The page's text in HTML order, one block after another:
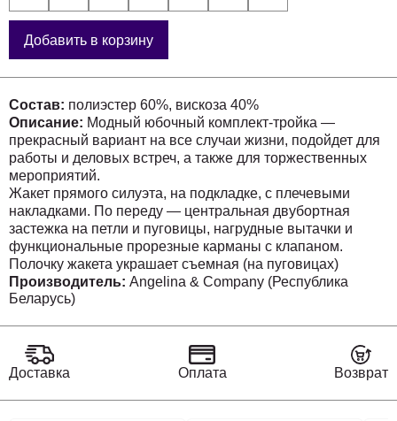
Добавить в корзину
Состав: полиэстер 60%, вискоза 40%
Описание: Модный юбочный комплект-тройка —
прекрасный вариант на все случаи жизни, подойдет для
работы и деловых встреч, а также для торжественных
мероприятий.
Жакет прямого силуэта, на подкладке, с плечевыми
накладками. По переду — центральная двубортная
застежка на петли и пуговицы, нагрудные вытачки и
функциональные прорезные карманы с клапаном.
Полочку жакета украшает съемная (на пуговицах)
декоративная рюша с кружевом. Спинка со средним
швом. Рукав втачной длинный двухшовный, с имитацией
застежкой на петли и пуговицы, на подкладке. Вырез
горловины V-образной формы. Перед — с талиевыми
Спинка со средним швом и талиевыми вытачками.
Производитель: Angelina & Company (Республика
Беларусь)
Доставка Оплата Возврат